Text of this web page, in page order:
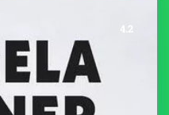
4.2